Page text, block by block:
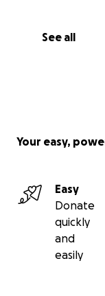
See all
Your easy,
Easy
Donate
quickly
and
easily